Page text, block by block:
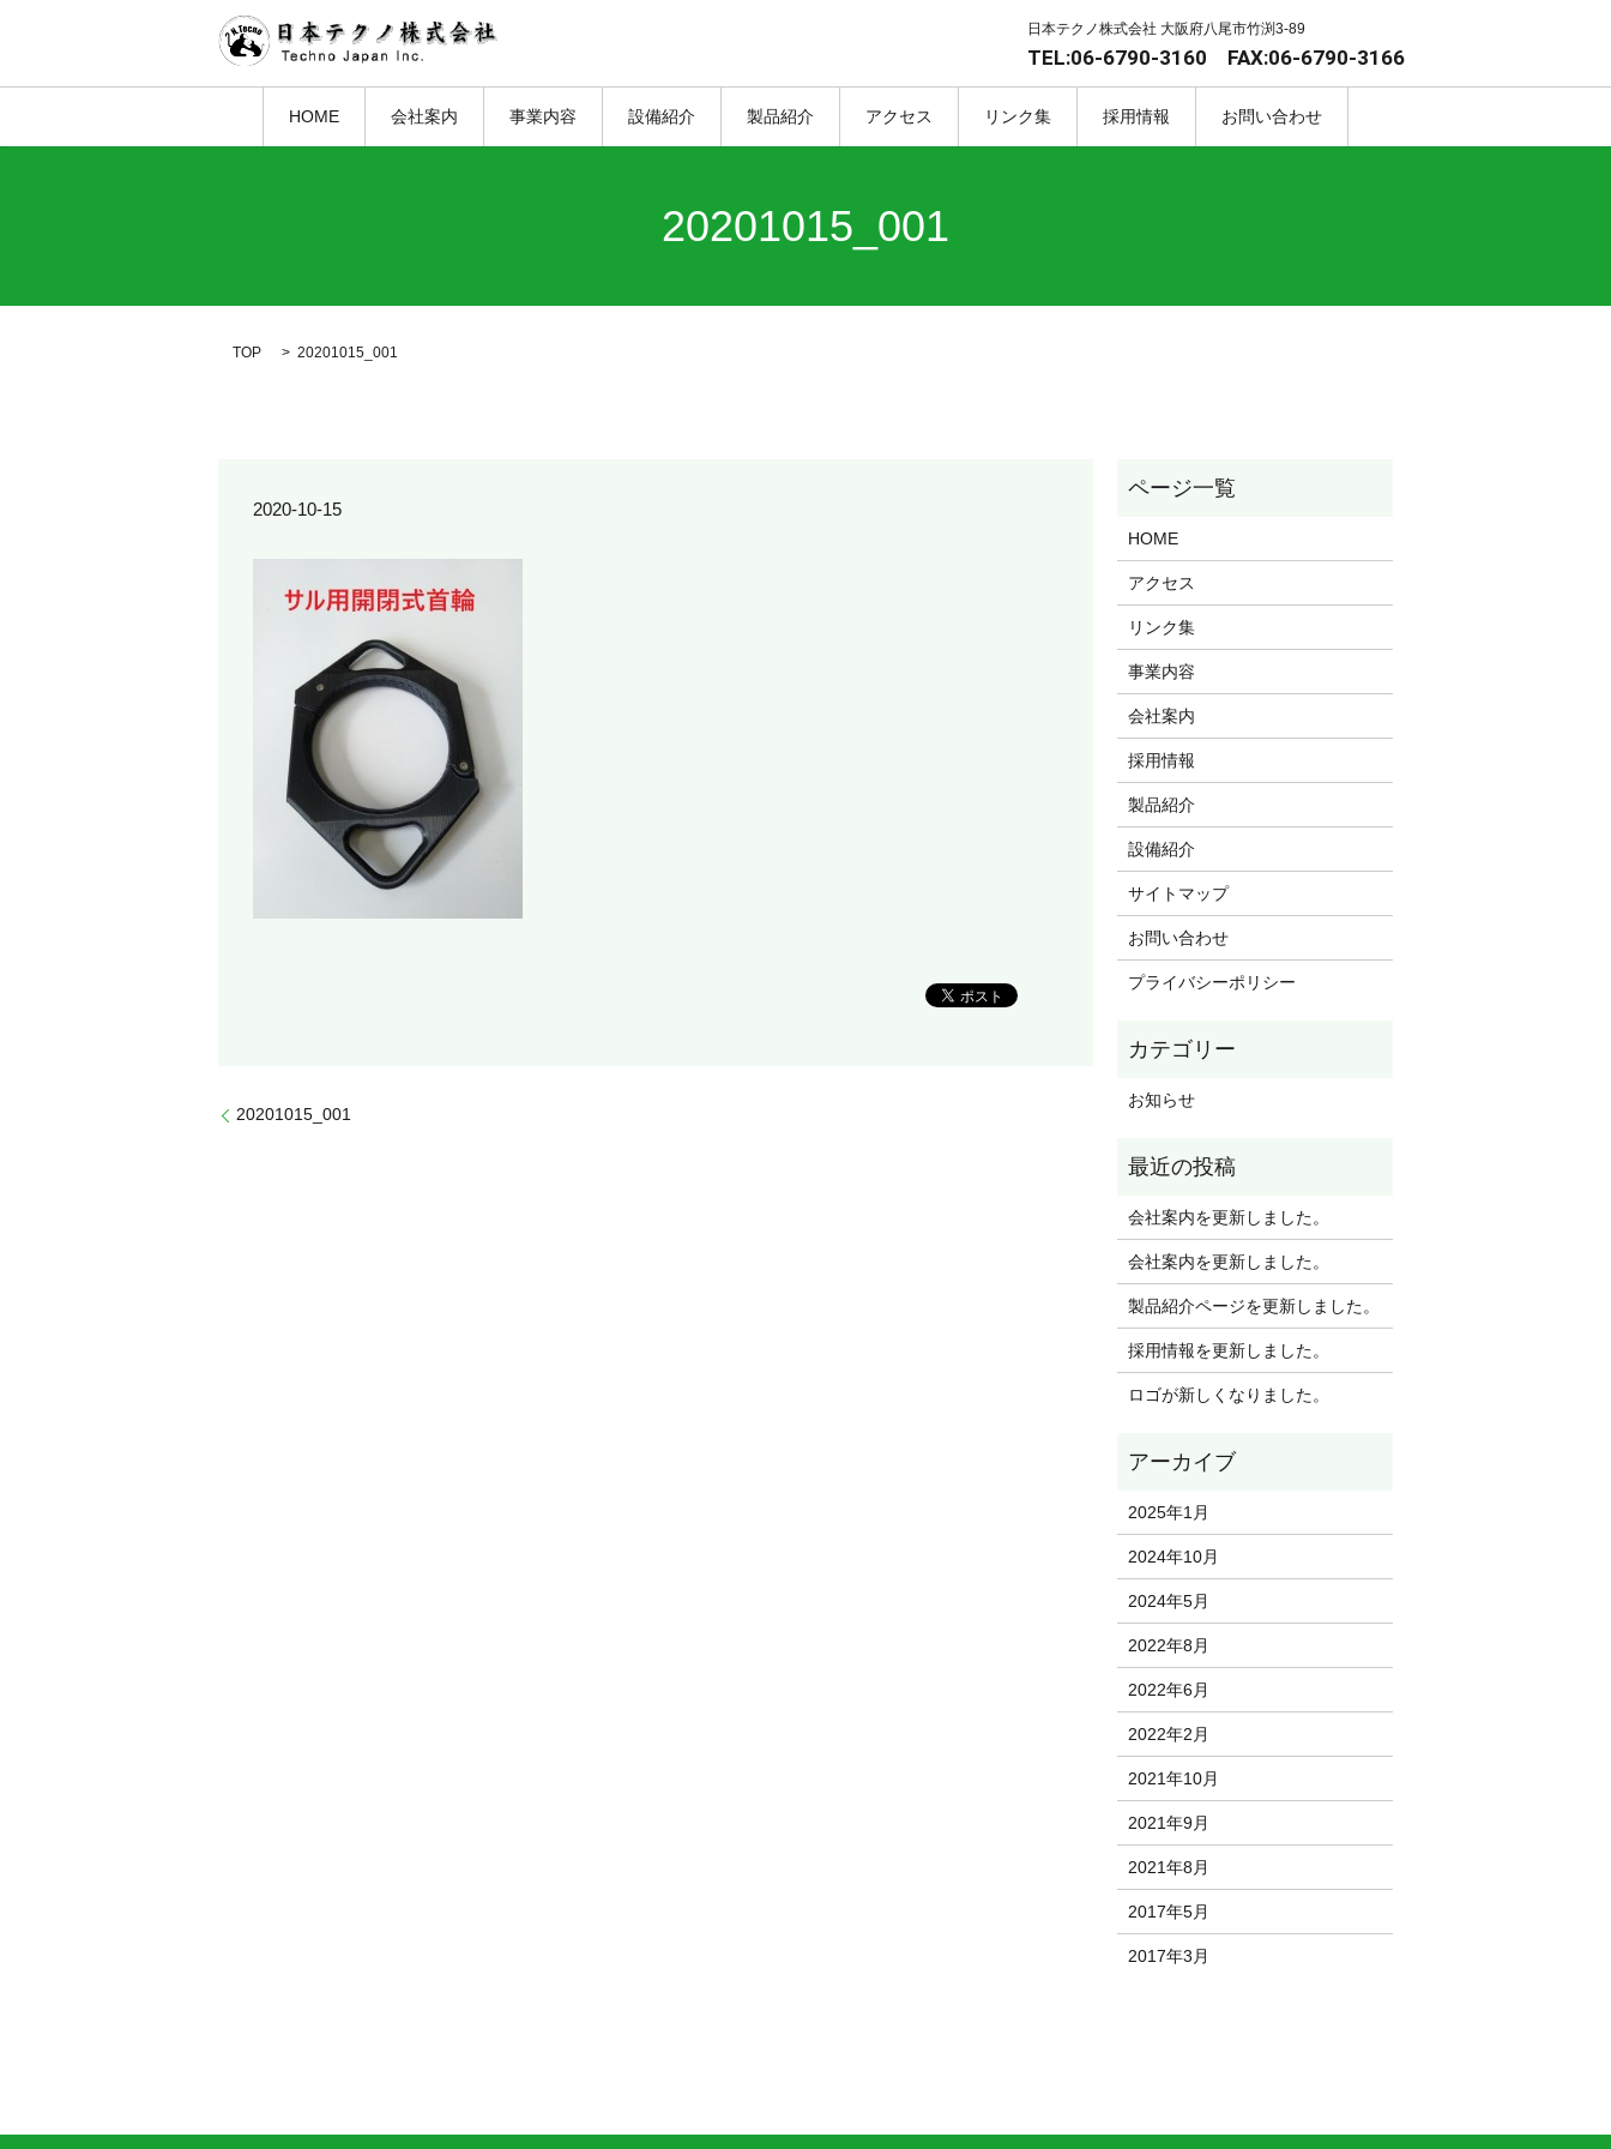
日本テクノ株式会社 大阪府八尾市竹渕3-89
TEL:06-6790-3160 FAX:06-6790-3166
HOME 会社案内 事業内容 設備紹介 製品紹介 アクセス リンク集 採用情報 お問い合わせ
20201015_001
TOP 20201015_001
2020-10-15
20201015_001
HOME
アクセス
リンク集
事業内容
会社案内
採用情報
製品紹介
設備紹介
サイトマップ
お問い合わせ
プライバシーポリシー
お知らせ
会社案内を更新しました。
会社案内を更新しました。
製品紹介ページを更新しました。
採用情報を更新しました。
ロゴが新しくなりました。
2025年1月
2024年10月
2024年5月
2022年8月
2022年6月
2022年2月
2021年10月
2021年9月
2021年8月
2017年5月
2017年3月